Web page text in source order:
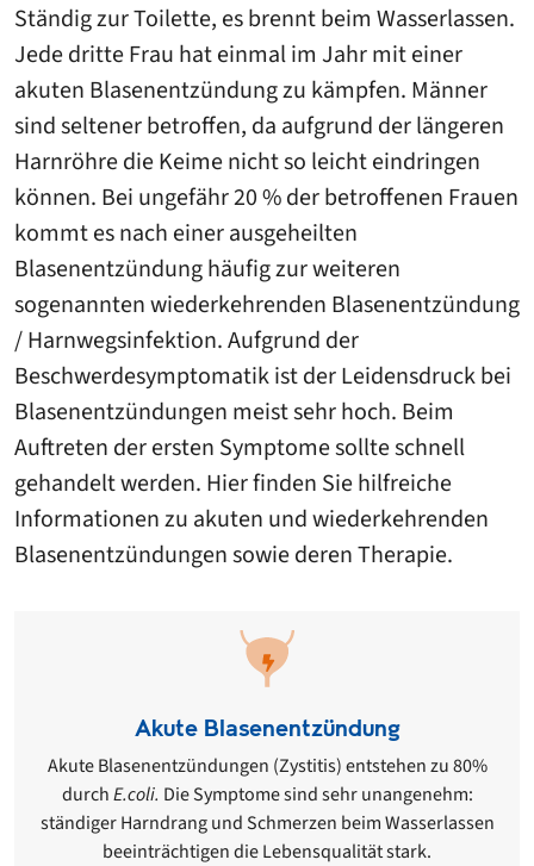
Ständig zur Toilette, es brennt beim Wasserlassen.
Jede dritte Frau hat einmal im Jahr mit einer
akuten Blasenentzündung zu kämpfen. Männer
sind seltener betroffen, da aufgrund der längeren
Harnröhre die Keime nicht so leicht eindringen
können. Bei ungefähr 20 % der betroffenen Frauen
kommt es nach einer ausgeheilten
Blasenentzündung häufig zur weiteren
sogenannten wiederkehrenden Blasenentzündung
/ Harnwegsinfektion. Aufgrund der
Beschwerdesymptomatik ist der Leidensdruck bei
Blasenentzündungen meist sehr hoch. Beim
Auftreten der ersten Symptome sollte schnell
gehandelt werden. Hier finden Sie hilfreiche
Informationen zu akuten und wiederkehrenden
Blasenentzündungen sowie deren Therapie.
Akute Blasenentzündung
Akute Blasenentzündungen (Zystitis) entstehen zu 80%
durchE.coli. Die Symptome sind sehr unangenehm:
ständiger Harndrang und Schmerzen beim Wasserlassen
beeinträchtigen die Lebensqualität stark.